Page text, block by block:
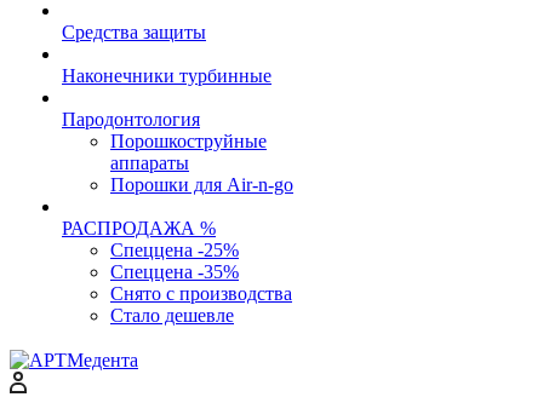
Средства защиты
Наконечники турбинные
Пародонтология
Порошкоструйные
аппараты
Порошки для Air-n-go
РАСПРОДАЖА %
Спеццена -25%
Спеццена -35%
Снято с производства
Стало дешевле